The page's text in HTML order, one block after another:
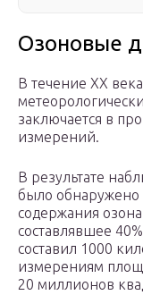
Озоновые
В течение XX
заключается в
измерений.
В результате
было обнаружено
содержания
составлявшее
составил 1000
измерениям
20 миллионов